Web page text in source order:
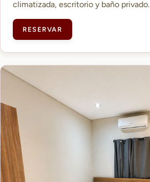
climatizada, escritorio y baño privado.
RESERVAR